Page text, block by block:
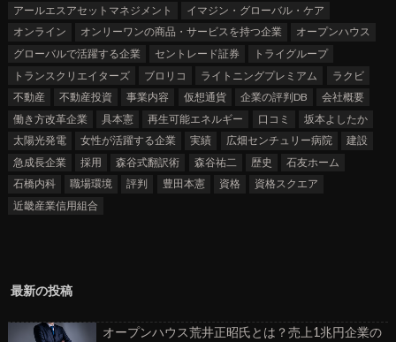
アールエスアセットマネジメント
イマジン・グローバル・ケア
オンライン
オンリーワンの商品・サービスを持つ企業
オープンハウス
グローバルで活躍する企業
セントレード証券
トライグループ
トランスクリエイターズ
ブロリコ ライトニングプレミアム
ラクビ
不動産
不動産投資 事業内容 仮想通貨 企業の評判DB
会社概要
働き方改革企業
具本憲 再生可能エネルギー 口コミ
坂本よしたか
太陽光発電
女性が活躍する企業 実績 広畑センチュリー病院
建設
急成長企業
採用 森谷式翻訳術 森谷祐二 歴史
石友ホーム
石橋内科
職場環境 評判 豊田本憲 資格
資格スクエア
近畿産業信用組合
最新の投稿
オープンハウス荒井正昭氏とは？売上1兆円企業の